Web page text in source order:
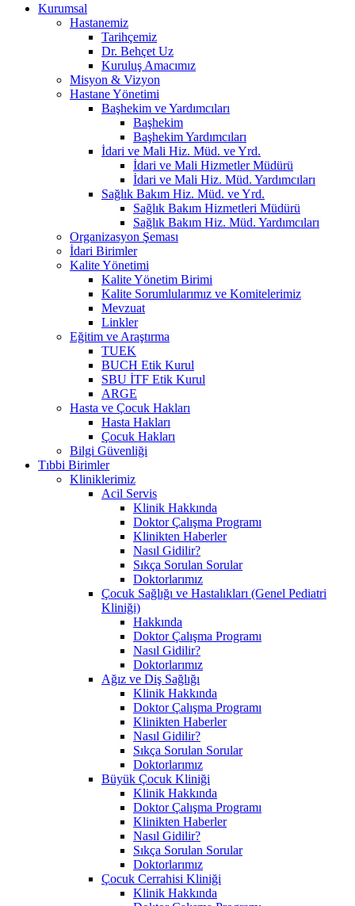
Kurumsal
Hastanemiz
Tarihçemiz
Dr. Behçet Uz
Kuruluş Amacımız
Misyon & Vizyon
Hastane Yönetimi
Başhekim ve Yardımcıları
Başhekim
Başhekim Yardımcıları
İdari ve Mali Hiz. Müd. ve Yrd.
İdari ve Mali Hizmetler Müdürü
İdari ve Mali Hiz. Müd. Yardımcıları
Sağlık Bakım Hiz. Müd. ve Yrd.
Sağlık Bakım Hizmetleri Müdürü
Sağlık Bakım Hiz. Müd. Yardımcıları
Organizasyon Şeması
İdari Birimler
Kalite Yönetimi
Kalite Yönetim Birimi
Kalite Sorumlularımız ve Komitelerimiz
Mevzuat
Linkler
Eğitim ve Araştırma
TUEK
BUCH Etik Kurul
SBU İTF Etik Kurul
ARGE
Hasta ve Çocuk Hakları
Hasta Hakları
Çocuk Hakları
Bilgi Güvenliği
Tıbbi Birimler
Kliniklerimiz
Acil Servis
Klinik Hakkında
Doktor Çalışma Programı
Klinikten Haberler
Nasıl Gidilir?
Sıkça Sorulan Sorular
Doktorlarımız
Çocuk Sağlığı ve Hastalıkları (Genel Pediatri
Kliniği)
Hakkında
Doktor Çalışma Programı
Nasıl Gidilir?
Doktorlarımız
Ağız ve Diş Sağlığı
Klinik Hakkında
Doktor Çalışma Programı
Klinikten Haberler
Nasıl Gidilir?
Sıkça Sorulan Sorular
Doktorlarımız
Büyük Çocuk Kliniği
Klinik Hakkında
Doktor Çalışma Programı
Klinikten Haberler
Nasıl Gidilir?
Sıkça Sorulan Sorular
Doktorlarımız
Çocuk Cerrahisi Kliniği
Klinik Hakkında